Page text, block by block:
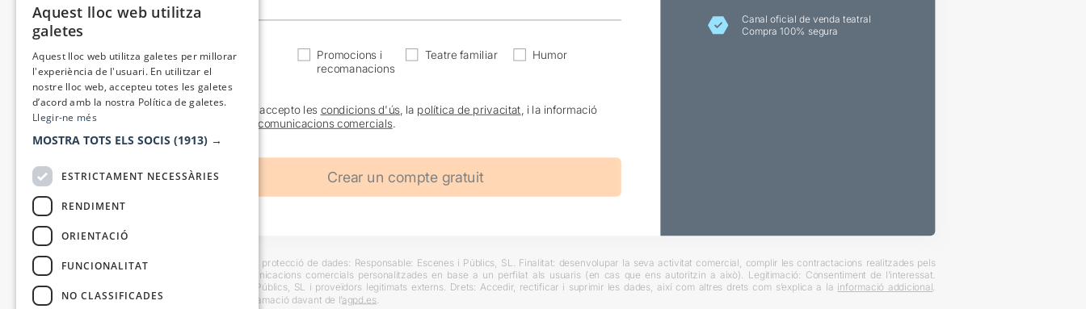
Actualitat
Promocions i
recomanacions
Teatre familiar Humor
He llegit i accepto les condicions d'ús , la política de privacitat , i la informació
comunicacions comercials.
Canal oficial de venda teatral
Compra 100% segura
Informació bàsica sobre protecció de dades: Responsable: Escenes i Públics, SL. Finalitat: desenvolupar la seva activitat comercial, complir les contractacions realitzades pels
usuaris i trametre comunicacions comercials personalitzades en base a un perfilat als usuaris (en cas que ens autoritzin a això). Legitimació: Consentiment de l’interessat.
Destinataris: Escenes i Públics, SL i proveïdors legitimats externs. Drets: Accedir, rectificar i suprimir les dades, així com altres drets com s’explica a la informació addicional
També es pot instar reclamació davant de l’agpd.es
Aquest lloc web utilitza
galetes
Aquest lloc web utilitza galetes per millorar
l'experiència de l'usuari. En utilitzar el
nostre lloc web, accepteu totes les galetes
d’acord amb la nostra Política de galetes.
Llegir-ne més
MOSTRA TOTS ELS SOCIS (1913) →
ESTRICTAMENT NECESSÀRIES
RENDIMENT
ORIENTACIÓ
FUNCIONALITAT
NO CLASSIFICADES